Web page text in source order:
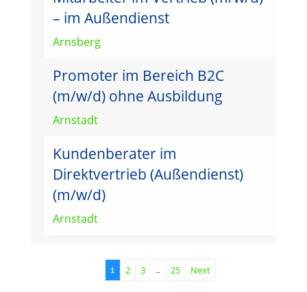
– im Außendienst
Arnsberg
Promoter im Bereich B2C
(m/w/d) ohne Ausbildung
Arnstadt
Kundenberater im
Direktvertrieb (Außendienst)
(m/w/d)
Arnstadt
1 2 3 … 25 Next